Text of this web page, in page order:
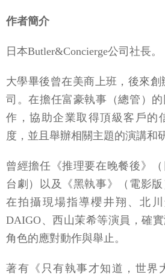
作者簡介
日本Butler&Concierge公司社長。
大學畢後曾在美商上班，後來創
司。在擔任富豪執事（總管）
作，協助企業取得頂級客戶的
度，並且舉辦相關主題的演講和
曾經擔任《推理要在晚餐後》
台劇）以及《黑執事》（電影
在拍攝現場指導櫻井翔、北川
DAIGO、西山茉希等演員，確
角色的應對動作與舉止。
著有《只有執事才知道，世界